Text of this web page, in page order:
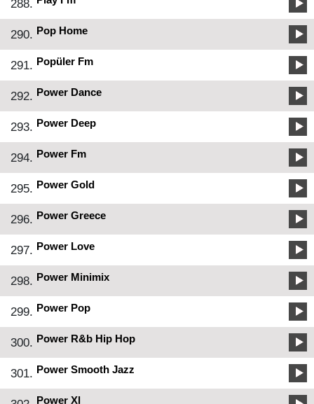
288.
290. Pop Home
291. Popüler Fm
292. Power Dance
293. Power Deep
294. Power Fm
295. Power Gold
296. Power Greece
297. Power Love
298. Power Minimix
299. Power Pop
300. Power R&b Hip Hop
301. Power Smooth Jazz
Power Xl